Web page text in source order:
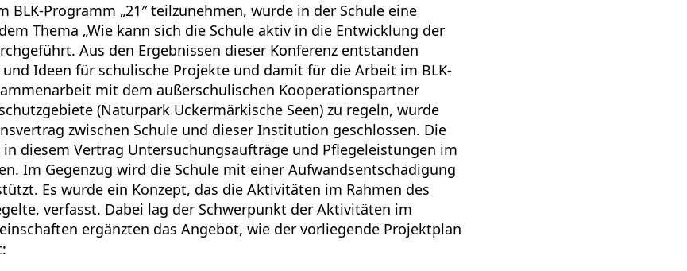
BLK-Programm „21″ teilzunehmen, wurde in der Schule eine
Thema „Wie kann sich die Schule aktiv in die Entwicklung der
Aus den Ergebnissen dieser Konferenz entstanden
Ideen für schulische Projekte und damit für die Arbeit im BLK-
mit dem außerschulischen Kooperationspartner
(Naturpark Uckermärkische Seen) zu regeln, wurde
zwischen Schule und dieser Institution geschlossen. Die
diesem Vertrag Untersuchungsaufträge und Pflegeleistungen im
Im Gegenzug wird die Schule mit einer Aufwandsentschädigung
Es wurde ein Konzept, das die Aktivitäten im Rahmen des
verfasst. Dabei lag der Schwerpunkt der Aktivitäten im
ergänzten das Angebot, wie der vorliegende Projektplan